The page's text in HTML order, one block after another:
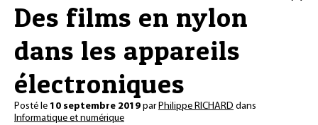
Des films en nylon
dans les appareils
électroniques
Posté le 10 septembre 2019 parPhilippe RICHARD dans
Informatique et numérique